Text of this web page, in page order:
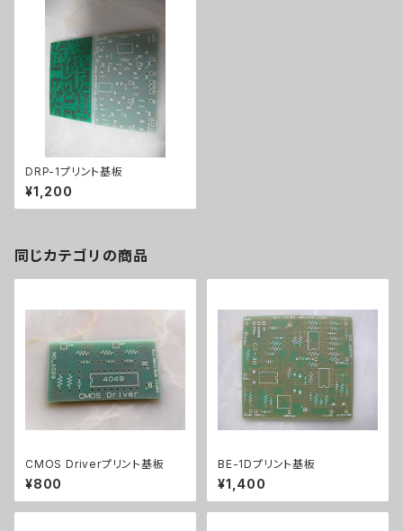
DRP-1プリント基板
¥1,200
同じカテゴリの商品
CMOS Driverプリント基板
¥800
BE-1Dプリント基板
¥1,400